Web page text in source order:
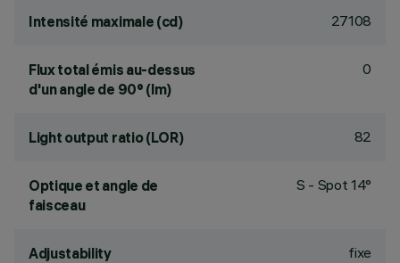
Intensité maximale (cd) 27108
Flux total émis au-dessus
d'un angle de 90° (lm)
0
Light output ratio (LOR) 82
Optique et angle de
faisceau
S - Spot 14°
Adjustability fixe